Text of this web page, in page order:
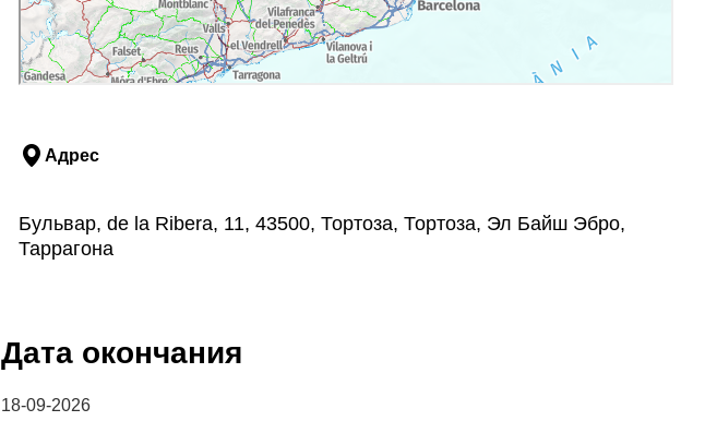
Адрес
Бульвар, de la Ribera, 11, 43500, Тортоза, Тортоза, Эл Байш Эбро,
Таррагона
Дата окончания
18-09-2026